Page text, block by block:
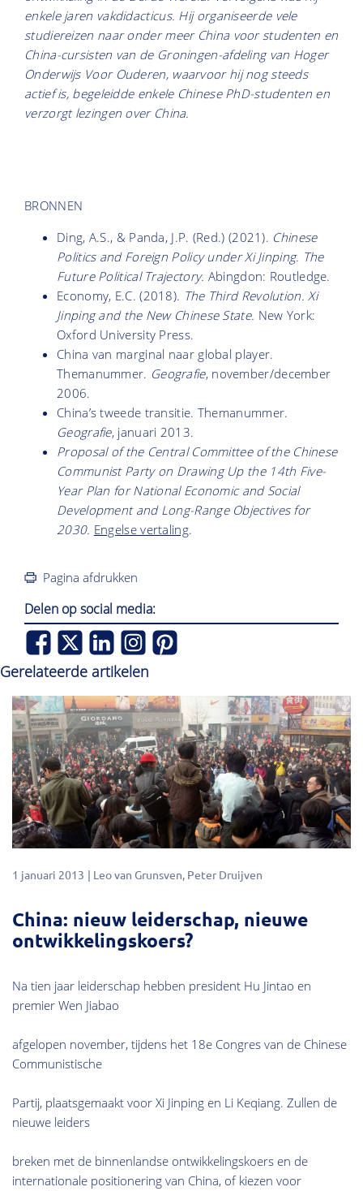
enkele jaren vakdidacticus. Hij organiseerde vele
studiereizen naar onder meer China voor studenten en
China-cursisten van de Groningen-afdeling van Hoger
Onderwijs Voor Ouderen, waarvoor hij nog steeds
actief is, begeleidde enkele Chinese PhD-studenten en
verzorgt lezingen over China.
BRONNEN
Ding, A.S., & Panda, J.P. (Red.) (2021). Chinese
Politics and Foreign Policy under Xi Jinping. The
Future Political Trajectory. Abingdon: Routledge.
Economy, E.C. (2018). The Third Revolution. Xi
Jinping and the New Chinese State. New York:
Oxford University Press.
China van marginal naar global player.
Themanummer. Geografie, november/december
2006.
China’s tweede transitie. Themanummer.
Geografie, januari 2013.
Proposal of the Central Committee of the Chinese
Communist Party on Drawing Up the 14th Five-
Year Plan for National Economic and Social
Development and Long-Range Objectives for
2030. Engelse vertaling.
Pagina afdrukken
Delen op social media:
Gerelateerde artikelen
1 januari 2013 Leo van Grunsven Peter Druijven
China: nieuw leiderschap, nieuwe
ontwikkelingskoers?
Na tien jaar leiderschap hebben president Hu Jintao en
premier Wen Jiabao
afgelopen november, tijdens het 18e Congres van de Chinese
Communistische
Partij, plaatsgemaakt voor Xi Jinping en Li Keqiang. Zullen de
nieuwe leiders
breken met de binnenlandse ontwikkelingskoers en de
internationale positionering van China, of kiezen voor